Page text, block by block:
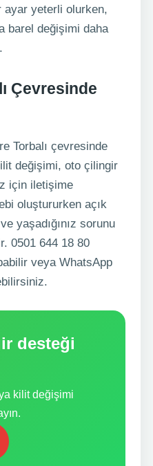
ayar yeterli olurken,
barel değişimi daha
Çevresinde
Torbalı çevresinde
değişimi, oto çilingir
için iletişime
oluştururken açık
yaşadığınız sorunu
0501 644 18 80
veya WhatsApp
desteği
kilit değişimi